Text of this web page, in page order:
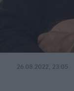
26.08.2022, 23:05